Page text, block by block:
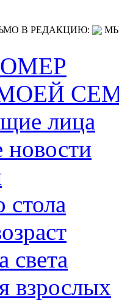
В РЕДАКЦИЮ:
лица
стола
света
взрослых